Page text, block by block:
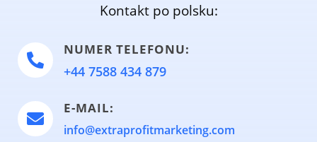
Kontakt po polsku:

NUMER TELEFONU:
+44 7588 434 879

E-MAIL:
info@extraprofitmarketing.com